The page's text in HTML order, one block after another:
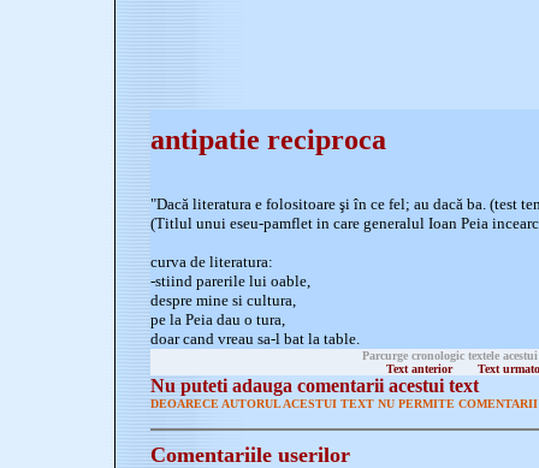
antipatie reciproca
"Dacă literatura e folositoare şi în ce fel; au dacă ba. (test
(Titlul unui eseu-pamflet in care generalul Ioan Peia
curva de literatura:
-stiind parerile lui oable,
despre mine si cultura,
pe la Peia dau o tura,
doar cand vreau sa-l bat la table.
Parcurge cronologic textele
Text anterior
Text
Nu puteti adauga comentarii acestui text
DEOARECE AUTORUL ACESTUI TEXT NU PERMITE
Comentariile userilor